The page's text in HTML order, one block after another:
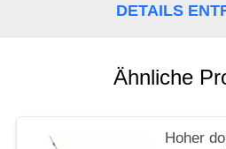
DETAILS
Ähnliche
Hoher